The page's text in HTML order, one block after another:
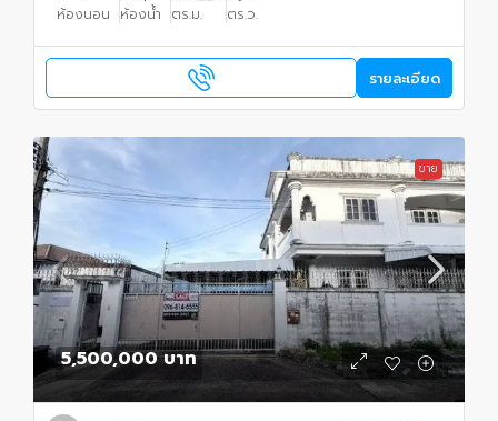
ห้องนอน ห้องน้ำ ตร.ม. ตร.ว.
รายละเอียด
ขาย
5,500,000 บาท